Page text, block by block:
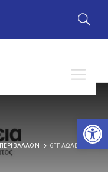
ΠΕΡΙΒΑΛΛΟΝ 6ΓΠΛΩΛΒ-4ΕΘ